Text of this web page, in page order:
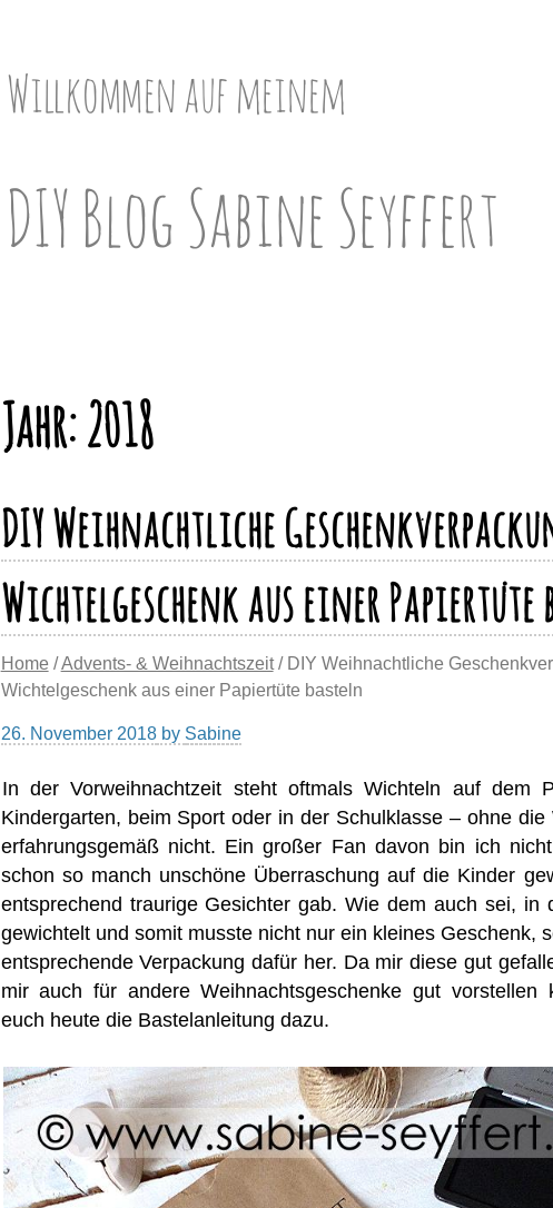
Willkommen auf meinem
DIY Blog Sabine Seyffert
Jahr:2018
DIY Weihnachtliche
Wichtelgeschenk aus einer
Home /Advents- & Weihnachtszeit/ DIY Weihnachtliche
Wichtelgeschenk aus einer Papiertüte basteln
26. November 2018by Sabine
In der Vorweihnachtzeit steht oftmals Wichteln auf dem
Kindergarten, beim Sport oder in der Schulklasse – ohne
erfahrungsgemäß nicht. Ein großer Fan davon bin ich
schon so manch unschöne Überraschung auf die Kinder
entsprechend traurige Gesichter gab. Wie dem auch sei, in
gewichtelt und somit musste nicht nur ein kleines Geschenk,
entsprechende Verpackung dafür her. Da mir diese gut
mir auch für andere Weihnachtsgeschenke gut vorstellen
euch heute die Bastelanleitung dazu.